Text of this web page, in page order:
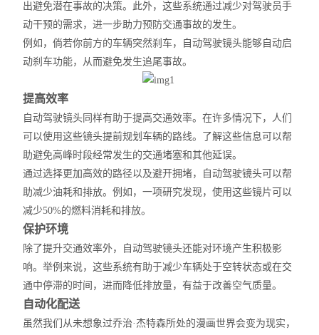
出避免潜在事故的决策。此外，这些系统通过减少对驾驶员手
动干预的需求，进一步助力预防交通事故的发生。
例如，倘若你前方的车辆突然刹车，自动驾驶镜头能够自动启
动刹车功能，从而避免发生追尾事故。
提高效率
自动驾驶镜头 同样有助于提高交通效率。在许多情况下，人们
可以使用这些镜头提前规划车辆的路线。了解这些信息可以帮
助避免高峰时段经常发生的交通堵塞和其他延误。
通过选择更加高效的路径以及避开拥堵，自动驾驶镜头可以帮
助减少油耗和排放。例如，一项研究发现，使用这些镜片可以
减少50%的燃料消耗和排放。
保护环境
除了提升交通效率外，自动驾驶镜头还能对环境产生积极影
响。举例来说，这些系统有助于减少车辆处于空转状态或在交
通中停滞的时间，进而降低排放量，有益于改善空气质量。
自动化配送
虽然我们从未想象过乔治·杰特森所处的漫画世界会变为现实，